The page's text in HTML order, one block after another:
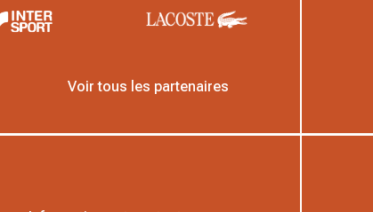
Voir tous les partenaires